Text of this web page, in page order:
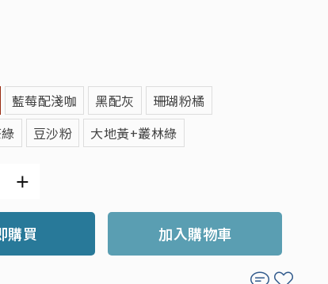
藍莓配淺咖 黑配灰
珊瑚粉橘
豆沙粉 大地黃+叢林綠
購買 加入購物車